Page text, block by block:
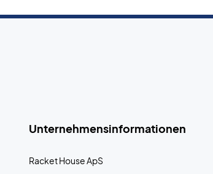
Unternehmensinformationen
Racket House ApS